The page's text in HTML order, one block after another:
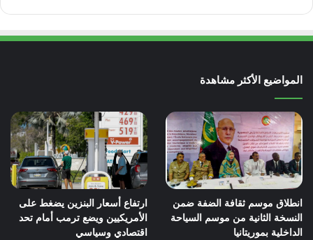
المواضيع الأكثر مشاهدة
انطلاق موسم ثقافة الضفة ضمن
النسخة الثانية من موسم السياحة
الداخلية بموريتانيا
ارتفاع أسعار البنزين يضغط على
الأمريكيين ويضع ترمب أمام تحد
اقتصادي وسياسي